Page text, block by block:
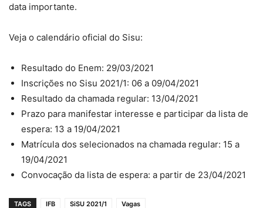
data importante.
Veja o calendário oficial do Sisu:
Resultado do Enem: 29/03/2021
Inscrições no Sisu 2021/1: 06 a 09/04/2021
Resultado da chamada regular: 13/04/2021
Prazo para manifestar interesse e participar da lista de
espera: 13 a 19/04/2021
Matrícula dos selecionados na chamada regular: 15 a
19/04/2021
Convocação da lista de espera: a partir de 23/04/2021
TAGS IFB SiSU 2021/1 Vagas